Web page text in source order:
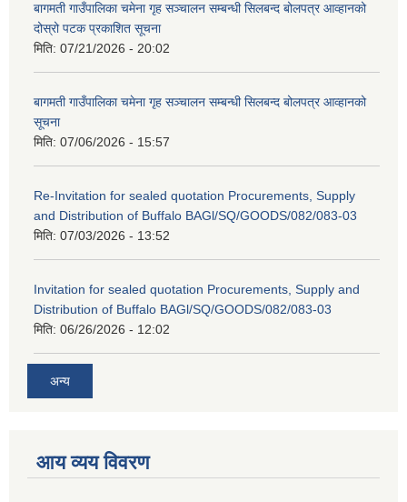
बागमती गाउँपालिका चमेना गृह सञ्चालन सम्बन्धी सिलबन्द बोलपत्र आव्हानको
दोस्रो पटक प्रकाशित सूचना
मिति: 07/21/2026 - 20:02
बागमती गाउँपालिका चमेना गृह सञ्चालन सम्बन्धी सिलबन्द बोलपत्र आव्हानको
सूचना
मिति: 07/06/2026 - 15:57
Re-Invitation for sealed quotation Procurements, Supply
and Distribution of Buffalo BAGl/SQ/GOODS/082/083-03
मिति: 07/03/2026 - 13:52
Invitation for sealed quotation Procurements, Supply and
Distribution of Buffalo BAGl/SQ/GOODS/082/083-03
मिति: 06/26/2026 - 12:02
अन्य
आय व्यय विवरण